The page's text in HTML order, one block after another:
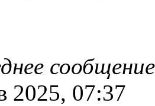
2025, 07:37